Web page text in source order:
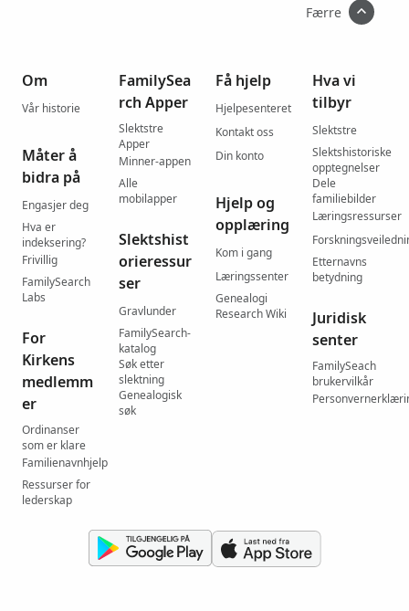
Færre
Om
Vår historie
Måter å
bidra på
Engasjer deg
Hva er
indeksering?
Frivillig
FamilySearch
Labs
For
Kirkens
medlemm
er
Ordinanser
som er klare
Familienavnhjelp
Ressurser for
lederskap
FamilySea
rch Apper
Slektstre
Apper
Minner-appen
Alle
mobilapper
Slektshist
orieressur
ser
Gravlunder
FamilySearch-
katalog
Søk etter
slektning
Genealogisk
søk
Få hjelp
Hjelpesenteret
Kontakt oss
Din konto
Hjelp og
opplæring
Kom i gang
Læringssenter
Genealogi
Research Wiki
Hva vi
tilbyr
Slektstre
Slektshistoriske
opptegnelser
Dele
familiebilder
Læringsressurser
Etternavns
betydning
Juridisk
senter
FamilySeach
brukervilkår